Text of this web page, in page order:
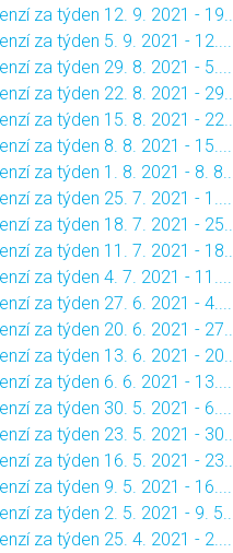
za týden 12. 9. 2021 - 19....
za týden 5. 9. 2021 - 12....
za týden 29. 8. 2021 - 5....
za týden 22. 8. 2021 - 29....
za týden 15. 8. 2021 - 22....
za týden 8. 8. 2021 - 15....
za týden 1. 8. 2021 - 8. 8....
za týden 25. 7. 2021 - 1....
za týden 18. 7. 2021 - 25....
za týden 11. 7. 2021 - 18....
za týden 4. 7. 2021 - 11....
za týden 27. 6. 2021 - 4....
za týden 20. 6. 2021 - 27....
za týden 13. 6. 2021 - 20....
za týden 6. 6. 2021 - 13....
za týden 30. 5. 2021 - 6....
za týden 23. 5. 2021 - 30....
za týden 16. 5. 2021 - 23....
za týden 9. 5. 2021 - 16....
za týden 2. 5. 2021 - 9. 5....
za týden 25. 4. 2021 - 2....